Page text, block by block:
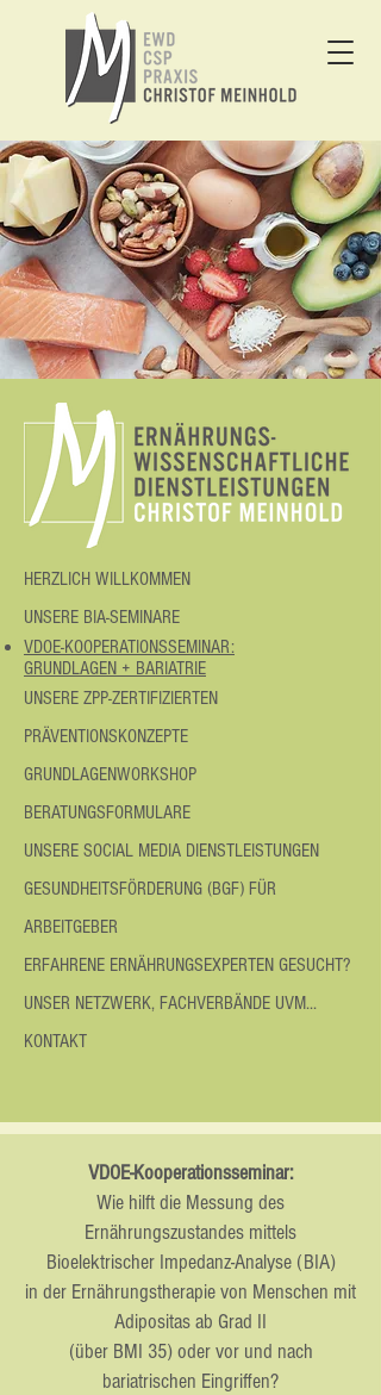
HERZLICH WILLKOMMEN
UNSERE BIA-SEMINARE
VDOE-KOOPERATIONSSEMINAR:
GRUNDLAGEN + BARIATRIE
UNSERE ZPP-ZERTIFIZIERTEN
PRÄVENTIONSKONZEPTE
GRUNDLAGENWORKSHOP
BERATUNGSFORMULARE
UNSERE SOCIAL MEDIA DIENSTLEISTUNGEN
GESUNDHEITSFÖRDERUNG (BGF) FÜR
ARBEITGEBER
ERFAHRENE ERNÄHRUNGSEXPERTEN GESUCHT?
UNSER NETZWERK, FACHVERBÄNDE UVM...
KONTAKT
VDOE-Kooperationsseminar:
Wie hilft die Messung des
Ernährungszustandes mittels
Bioelektrischer Impedanz-Analyse (BIA)
in der Ernährungstherapie von Menschen mit
Adipositas ab Grad II
(über BMI 35) oder vor und nach
bariatrischen Eingriffen?